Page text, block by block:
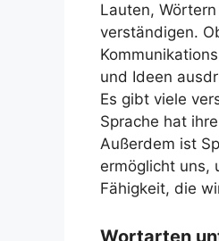
Lauten,
verständigen.
und Ideen
Es gibt viele
Sprache hat
Außerdem ist
ermöglicht uns,
Fähigkeit, die
Wortarten